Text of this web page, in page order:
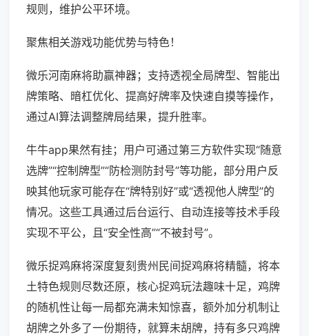
规则，维护公平环境。
聚焦相关游戏功能优势与特色！
微乐河南麻将助赢神器；支持透视全局牌型、智能出
牌策略、暗杠优化、提高好牌率及快速自摸等操作，
通过AI算法调整牌局结果，提升胜率。
牛牛app果然有挂；用户可通过第三方软件实现“随意
选牌”“控制牌型”“防检测防封号”等功能，部分用户反
映其他玩家可能存在“牌特别好”或“透视他人牌型”的
情况。这些工具通过后台运行、自动连接等技术手段
实现不平公，且“安全性高”“不被封号”。
微乐捉鸡麻将深度复刻贵州民间捉鸡麻将精髓，将本
土特色规则尽数还原，核心捉鸡玩法趣味十足，鸡牌
的随机性让每一局都充满未知惊喜，额外加分机制让
胡牌之外多了一份期待，就算未胡牌，持有多只鸡牌